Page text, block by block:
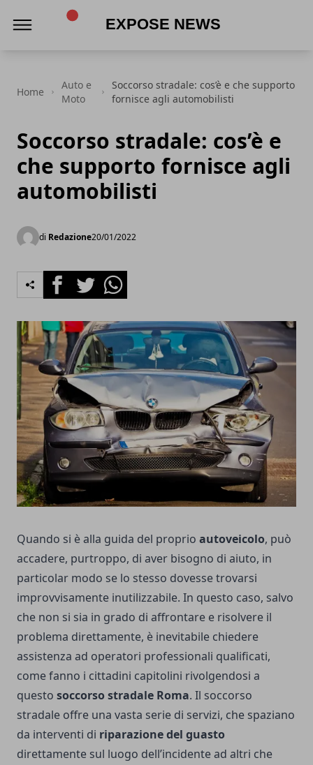
Home
Auto e
Moto
Soccorso stradale: cos’è e che supporto
fornisce agli automobilisti
Soccorso stradale: cos’è e
che supporto fornisce agli
automobilisti
di Redazione20/01/2022
FacebookTwitterWhatsapp
Quando si è alla guida del proprio autoveicolo, può
accadere, purtroppo, di aver bisogno di aiuto, in
particolar modo se lo stesso dovesse trovarsi
improvvisamente inutilizzabile. In questo caso, salvo
che non si sia in grado di affrontare e risolvere il
problema direttamente, è inevitabile chiedere
assistenza ad operatori professionali qualificati,
come fanno i cittadini capitolini rivolgendosi a
questo soccorso stradale Roma. Il soccorso
stradale offre una vasta serie di servizi, che spaziano
da interventi di riparazione del guasto
direttamente sul luogo dell’incidente ad altri che